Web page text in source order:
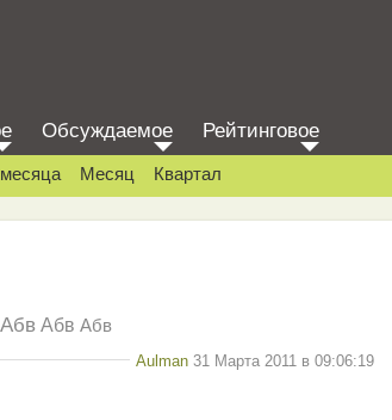
Обсуждаемое Рейтинговое
Месяц Квартал
Абв Абв Абв
Aulman 31 Марта 2011 в 09:06:19